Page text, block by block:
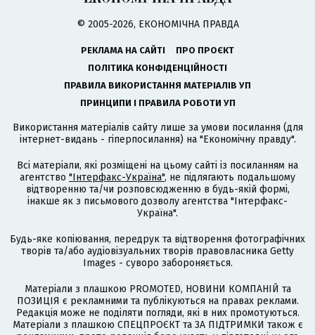
© 2005-2026, ЕКОНОМІЧНА ПРАВДА
РЕКЛАМА НА САЙТІ
ПРО ПРОЄКТ
ПОЛІТИКА КОНФІДЕНЦІЙНОСТІ
ПРАВИЛА ВИКОРИСТАННЯ МАТЕРІАЛІВ УП
ПРИНЦИПИ І ПРАВИЛА РОБОТИ УП
Використання матеріалів сайту лише за умови посилання (для
інтернет-видань - гіперпосилання) на "Економічну правду".
Всі матеріали, які розміщені на цьому сайті із посиланням на
агентство "Інтерфакс-Україна", не підлягають подальшому
відтворенню та/чи розповсюдженню в будь-якій формі,
інакше як з письмового дозволу агентства "Інтерфакс-
Україна".
Будь-яке копіювання, передрук та відтворення фотографічних
творів та/або аудіовізуальних творів правовласника Getty
Images - суворо забороняється.
Матеріали з плашкою PROMOTED, НОВИНИ КОМПАНІЙ та
ПОЗИЦІЯ є рекламними та публікуються на правах реклами.
Редакція може не поділяти погляди, які в них промотуються.
Матеріали з плашкою СПЕЦПРОЄКТ та ЗА ПІДТРИМКИ також є